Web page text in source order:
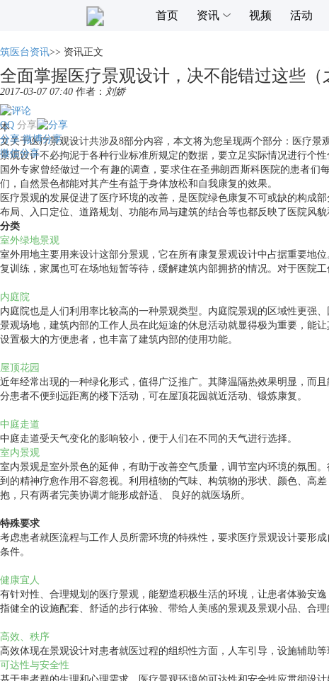
首页 资讯 视频 活动
筑医台资讯>> 资讯正文
全面掌握医疗景观设计，决不能错过这些（
2017-03-07 07:40 作者： 刘娇
分享
QQ
分享 微博分享
微信分享
本
文关于医疗景观设计共涉及8部分内容，本文将为您呈现两个部分：医疗景
景观设计不必拘泥于各种行业标准所规定的数据，要立足实际情况进行个性
国外专家曾经做过一个有趣的调查，要求住在圣弗朗西斯科医院的患者
们，自然景色都能对其产生有益于身体放松和自我康复的效果。
医疗景观的发展促进了医疗环境的改善，是医院绿色康复不可或缺的构成
布局、入口定位、道路规划、功能布局与建筑的结合等也都反映了医院风
分类
室外绿地景观
室外用地主要用来设计这部分景观，它在所有康复景观设计中占据重要地
复训练，家属也可在场地短暂等待，缓解建筑内部拥挤的情况。对于医院
内庭院
内庭院也是人们利用率比较高的一种景观类型。内庭院景观的区域性更强
景观场地，建筑内部的工作人员在此短途的休息活动就显得极为重要，能
设置极大的方便患者，也丰富了建筑内部的使用功能。
屋顶花园
近年经常出现的一种绿化形式，值得广泛推广。其降温隔热效果明显，而
分患者不便到远距离的楼下活动，可在屋顶花园就近活动、锻炼康复。
中庭走道
中庭走道受天气变化的影响较小，便于人们在不同的天气进行选择。
室内景观
室内景观是室外景色的延伸，有助于改善空气质量，调节室内环境的氛围
到的精神疗愈作用不容忽视。利用植物的气味、构筑物的形状、颜色、高
抱，只有两者完美协调才能形成舒适、 良好的就医场所。
特殊要求
考虑患者就医流程与工作人员所需环境的特殊性，要求医疗景观设计要形
条件。
健康宜人
有针对性、合理规划的医疗景观，能塑造积极生活的环境，让患者体验安
指健全的设施配套、舒适的步行体验、带给人美感的景观及景观小品、合
高效、秩序
高效体现在景观设计对患者就医过程的组织性方面，人车引导，设施辅助
可达性与安全性